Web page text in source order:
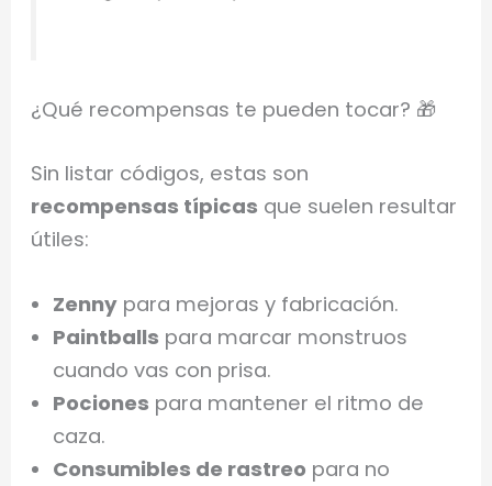
¿Qué recompensas te pueden tocar? 🎁
Sin listar códigos, estas son
recompensas típicas que suelen resultar
útiles:
Zenny para mejoras y fabricación.
Paintballs para marcar monstruos
cuando vas con prisa.
Pociones para mantener el ritmo de
caza.
Consumibles de rastreo para no